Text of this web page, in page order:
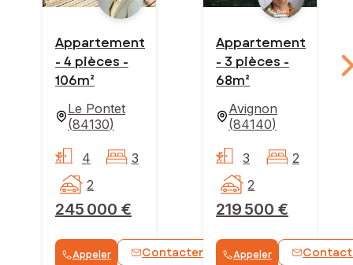
Appartement
- 4 pièces -
106m²
Le Pontet
(84130)
245 000 €
4
3
2
Appeler Contacter WhatsApp
Appartement
- 3 pièces -
68m²
Avignon
(84140)
219 500 €
3
2
2
Appeler